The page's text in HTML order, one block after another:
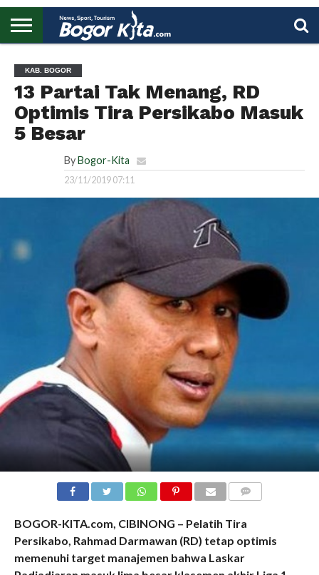
UTAMA
KAB. BOGOR
13 Partai Tak Menang, RD
Optimis Tira Persikabo Masuk
5 Besar
By Bogor-Kita
23/11/2019 07:11
BOGOR-KITA.com, CIBINONG – Pelatih Tira
Persikabo, Rahmad Darmawan (RD) tetap optimis
memenuhi target manajemen bahwa Laskar